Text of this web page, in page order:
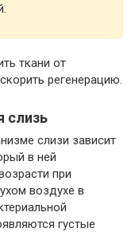
ткани от
регенерацию.
слизь
слизи зависит
в ней
при
воздухе в
густые